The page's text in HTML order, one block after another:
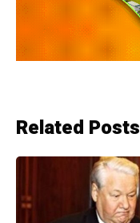
Related Posts